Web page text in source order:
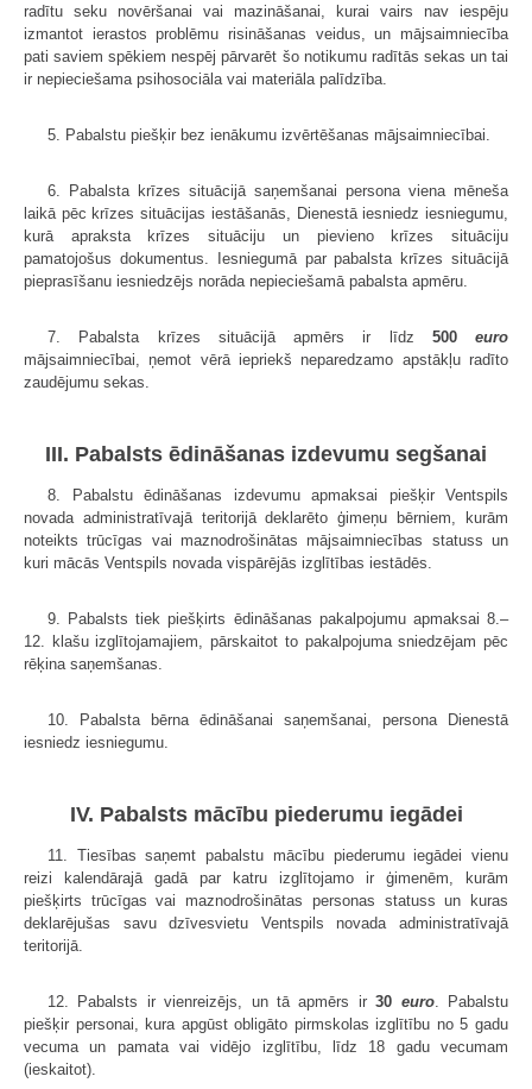
radītu seku novēršanai vai mazināšanai, kurai vairs nav iespēju
izmantot ierastos problēmu risināšanas veidus, un mājsaimniecība
pati saviem spēkiem nespēj pārvarēt šo notikumu radītās sekas un tai
ir nepieciešama psihosociāla vai materiāla palīdzība.
5. Pabalstu piešķir bez ienākumu izvērtēšanas mājsaimniecībai.
6. Pabalsta krīzes situācijā saņemšanai persona viena mēneša
laikā pēc krīzes situācijas iestāšanās, Dienestā iesniedz iesniegumu,
kurā apraksta krīzes situāciju un pievieno krīzes situāciju
pamatojošus dokumentus. Iesniegumā par pabalsta krīzes situācijā
pieprasīšanu iesniedzējs norāda nepieciešamā pabalsta apmēru.
7. Pabalsta krīzes situācijā apmērs ir līdz 500 euro
mājsaimniecībai, ņemot vērā iepriekš neparedzamo apstākļu radīto
zaudējumu sekas.
III. Pabalsts ēdināšanas izdevumu segšanai
8. Pabalstu ēdināšanas izdevumu apmaksai piešķir Ventspils
novada administratīvajā teritorijā deklarēto ģimeņu bērniem, kurām
noteikts trūcīgas vai maznodrošinātas mājsaimniecības statuss un
kuri mācās Ventspils novada vispārējās izglītības iestādēs.
9. Pabalsts tiek piešķirts ēdināšanas pakalpojumu apmaksai 8.–
12. klašu izglītojamajiem, pārskaitot to pakalpojuma sniedzējam pēc
rēķina saņemšanas.
10. Pabalsta bērna ēdināšanai saņemšanai, persona Dienestā
iesniedz iesniegumu.
IV. Pabalsts mācību piederumu iegādei
11. Tiesības saņemt pabalstu mācību piederumu iegādei vienu
reizi kalendārajā gadā par katru izglītojamo ir ģimenēm, kurām
piešķirts trūcīgas vai maznodrošinātas personas statuss un kuras
deklarējušas savu dzīvesvietu Ventspils novada administratīvajā
teritorijā.
12. Pabalsts ir vienreizējs, un tā apmērs ir30 euro. Pabalstu
piešķir personai, kura apgūst obligāto pirmskolas izglītību no 5 gadu
vecuma un pamata vai vidējo izglītību, līdz 18 gadu vecumam
(ieskaitot).